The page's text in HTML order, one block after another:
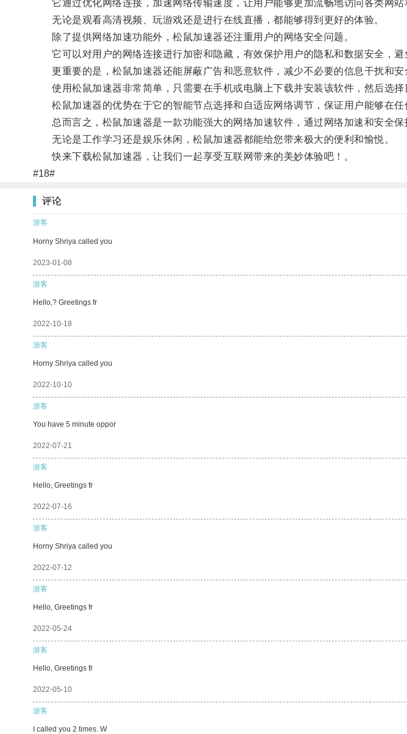
它通过优化网络连接，加速网络传输速度，让用户能够更加流畅地访问各类网站
无论是观看高清视频、玩游戏还是进行在线直播，都能够得到更好的体验。
除了提供网络加速功能外，松鼠加速器还注重用户的网络安全问题。
它可以对用户的网络连接进行加密和隐藏，有效保护用户的隐私和数据安全，避
更重要的是，松鼠加速器还能屏蔽广告和恶意软件，减少不必要的信息干扰和安
使用松鼠加速器非常简单，只需要在手机或电脑上下载并安装该软件，然后选择
松鼠加速器的优势在于它的智能节点选择和自适应网络调节，保证用户能够在任
总而言之，松鼠加速器是一款功能强大的网络加速软件，通过网络加速和安全保
无论是工作学习还是娱乐休闲，松鼠加速器都能给您带来极大的便利和愉悦。
快来下载松鼠加速器，让我们一起享受互联网带来的美妙体验吧！。
#18#
评论
游客
Horny Shriya called you
2023-01-08
游客
Hello,? Greetings fr
2022-10-18
游客
Horny Shriya called you
2022-10-10
游客
You have 5 minute oppor
2022-07-21
游客
Hello, Greetings fr
2022-07-16
游客
Horny Shriya called you
2022-07-12
游客
Hello, Greetings fr
2022-05-24
游客
Hello, Greetings fr
2022-05-10
游客
I called you 2 times. W